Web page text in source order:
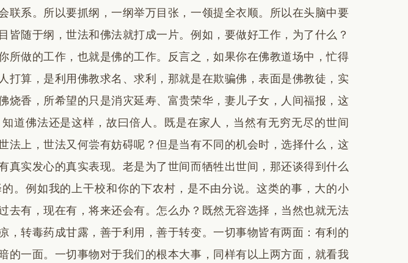
联系。所以要抓纲，一纲举万目张，一领提全衣顺。所以在头脑中要
皆随于纲，世法和佛法就打成一片。例如，要做好工作，为了什么？
所做的工作，也就是佛的工作。反言之，如果你在佛教道场中，忙得
打算，是利用佛教求名、求利，那就是在欺骗佛，表面是佛教徒，实
烧香，所希望的只是消灾延寿、富贵荣华，妻儿子女，人间福报，这
道佛法还是这样，故曰倍人。既是在家人，当然有无穷无尽的世间
法上，世法又何尝有妨碍呢？但是当有不同的机会时，选择什么，这
真实发心的真实表现。老是为了世间而牺牲出世间，那还谈得到什么
。例如我的上干校和你的下农村，是不由分说。这类的事，大的小
去有，现在有，将来还会有。怎么办？既然无容选择，当然也就无法
，转毒药成甘露，善于利用，善于转变。一切事物皆有两面：有利的
的一面。一切事物对于我们的根本大事，同样有以上两方面，就看我